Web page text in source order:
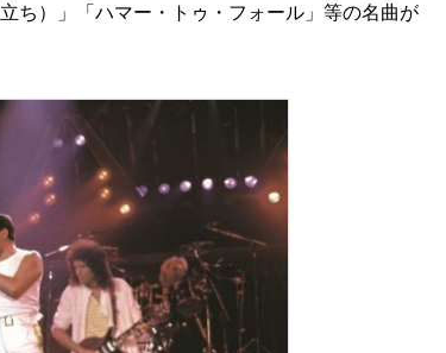
ち）」「ハマー・トゥ・フォール」等の名曲が